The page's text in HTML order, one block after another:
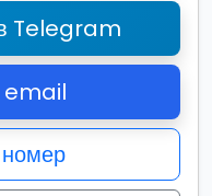
Telegram
email